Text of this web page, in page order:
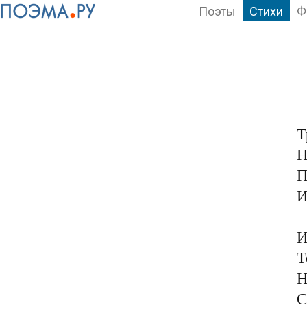
Поэты Стихи